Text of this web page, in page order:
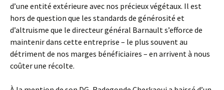
d’une entité extérieure avec nos précieux végétaux. Il est
hors de question que les standards de générosité et
d’altruisme que le directeur général Barnault s’efforce de
maintenir dans cette entreprise – le plus souvent au
détriment de nos marges bénéficiaires – en arrivent à nous
coûter une récolte.